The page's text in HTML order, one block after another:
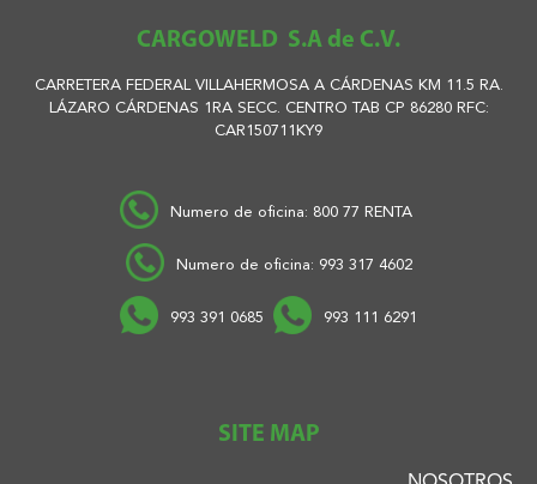
CARGOWELD S.A de C.V.
CARRETERA FEDERAL VILLAHERMOSA A CÁRDENAS KM 11.5 RA.
LÁZARO CÁRDENAS 1RA SECC. CENTRO TAB CP 86280 RFC:
CAR150711KY9
Numero de oficina: 800 77 RENTA
Numero de oficina: 993 317 4602
993 391 0685 993 111 6291
SITE MAP